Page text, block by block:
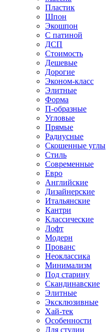
Пластик
Шпон
Экошпон
С патиной
ДСП
Стоимость
Дешевые
Дорогие
Эконом-класс
Элитные
Форма
П-образные
Угловые
Прямые
Радиусные
Скошенные углы
Стиль
Современные
Евро
Английские
Дизайнерские
Итальянские
Кантри
Классические
Лофт
Модерн
Прованс
Неоклассика
Минимализм
Под старину
Скандинавские
Элитные
Эксклюзивные
Хай-тек
Особенности
Для студии